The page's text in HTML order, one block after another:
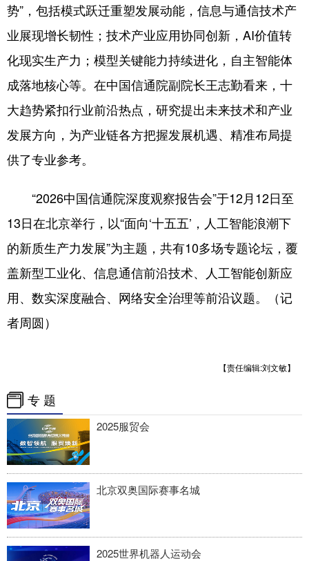
势”，包括模式跃迁重塑发展动能，信息与通信技术产
业展现增长韧性；技术产业应用协同创新，AI价值转
化现实生产力；模型关键能力持续进化，自主智能体
成落地核心等。在中国信通院副院长王志勤看来，十
大趋势紧扣行业前沿热点，研究提出未来技术和产业
发展方向，为产业链各方把握发展机遇、精准布局提
供了专业参考。
“2026中国信通院深度观察报告会”于12月12日至
13日在北京举行，以“面向‘十五五’，人工智能浪潮下
的新质生产力发展”为主题，共有10多场专题论坛，覆
盖新型工业化、信息通信前沿技术、人工智能创新应
用、数实深度融合、网络安全治理等前沿议题。（记
者周圆）
【责任编辑:刘文敏】
专 题
2025服贸会
北京双奥国际赛事名城
2025世界机器人运动会